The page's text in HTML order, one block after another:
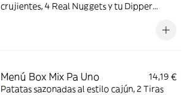
crujientes, 4 Real Nuggets y tu Dipper
Menú Box Mix Pa Uno
14,19 €
Patatas sazonadas al estilo cajún, 2 Tiras